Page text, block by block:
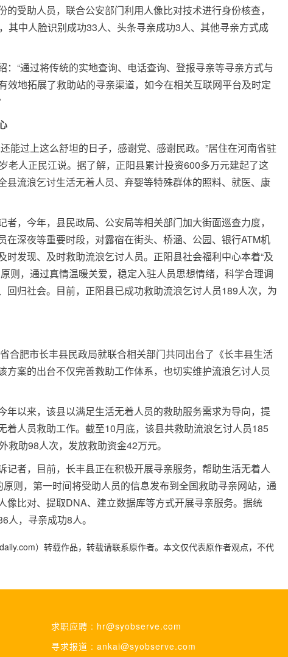
受助人员，联合公安部门利用人像比对技术进行身份核查，
其中人脸识别成功33人、头条寻亲成功3人、其他寻亲方式成
：“通过将传统的实地查询、电话查询、登报寻亲等寻亲方式与
效地拓展了救助站的寻亲渠道，如今在相关互联网平台及时定
能过上这么舒坦的日子，感谢党、感谢民政。”居住在河南省驻
老人正民江说。据了解，正阳县累计投资600多万元建起了这
县流浪乞讨生活无着人员、弃婴等特殊群体的照料、就医、康
者，今年，县民政局、公安局等相关部门加大街面巡查力度，
在深夜等重要时段，对露宿在街头、桥涵、公园、银行ATM机
时发现、及时救助流浪乞讨人员。正阳县社会福利中心本着“及
则，通过真情温暖关爱，稳定入驻人员思想情绪，科学合理调
回归社会。目前，正阳县已成功救助流浪乞讨人员189人次，为
合肥市长丰县民政局就联合相关部门共同出台了《长丰县生活
方案的出台不仅完善救助工作体系，也切实维护流浪乞讨人员
年以来，该县以满足生活无着人员的救助服务需求为导向，提
着人员救助工作。截至10月底，该县共救助流浪乞讨人员185
救助98人次，发放救助资金42万元。
记者，目前，长丰县正在积极开展寻亲服务，帮助生活无着人
原则，第一时间将受助人员的信息发布到全国救助寻亲网站，通
像比对、提取DNA、建立数据库等方式开展寻亲服务。据统
人，寻亲成功8人。
）转载作品，转载请联系原作者。本文仅代表原作者观点，不代
求职应聘 : hr@syobserve.com
寻求报道 : ankai@syobserve.com